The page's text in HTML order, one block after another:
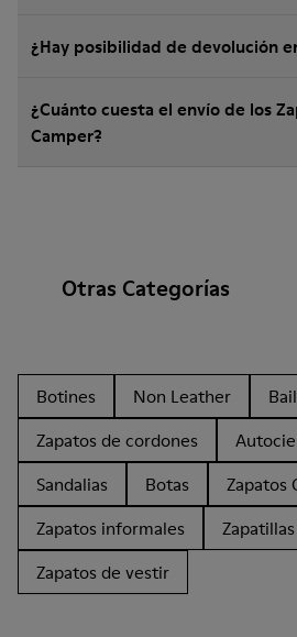
¿Hay posibilidad de devolución
¿Cuánto cuesta el envío de los
Camper?
Otras Categorías
Botines Non Leather
Zapatos de cordones
Sandalias
Botas
Zapatos
Zapatos informales
Zapatos de vestir